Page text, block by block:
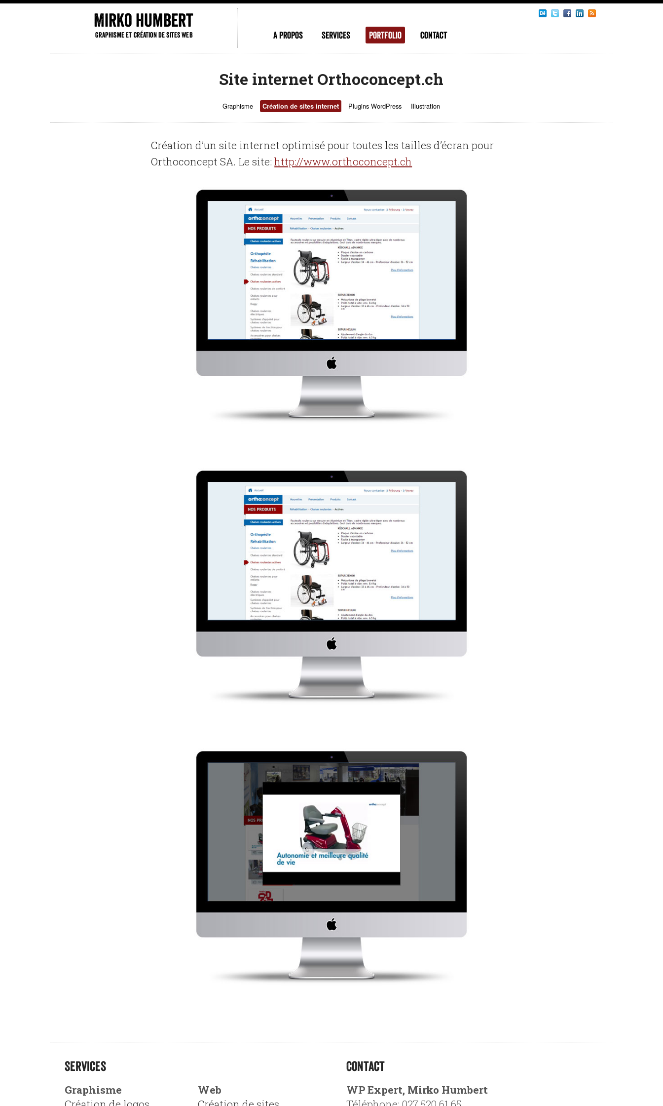
Mirko Humbert
Graphisme et création de sites web A propos Services Portfolio Contact
Site internet Orthoconcept.ch
Graphisme Création de sites internet Plugins WordPress Illustration
Création d’un site internet optimisé pour toutes les tailles d’écran pour
Orthoconcept SA. Le site:http://www.orthoconcept.ch
Services
Graphisme
Web
Contact
WP Expert, Mirko Humbert